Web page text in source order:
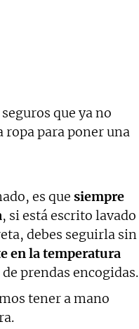
que ya no
ropa para poner una
es que siempre
, si está escrito lavado
debes seguirla sin
en la temperatura
prendas encogidas.
tener a mano